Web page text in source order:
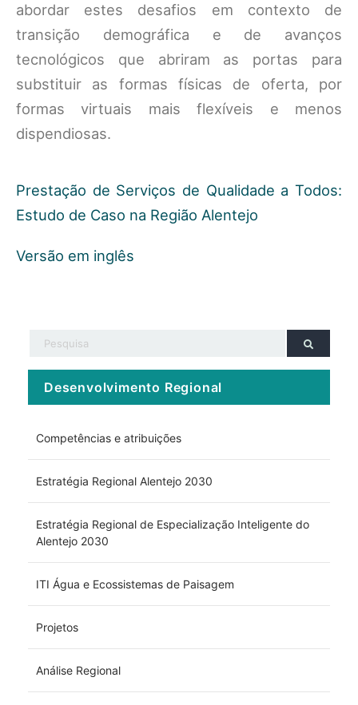
abordar estes desafios em contexto de
transição demográfica e de avanços
tecnológicos que abriram as portas para
substituir as formas físicas de oferta, por
formas virtuais mais flexíveis e menos
dispendiosas.
Prestação de Serviços de Qualidade a Todos:
Estudo de Caso na Região Alentejo
Versão em inglês
Desenvolvimento Regional
Competências e atribuições
Estratégia Regional Alentejo 2030
Estratégia Regional de Especialização Inteligente do
Alentejo 2030
ITI Água e Ecossistemas de Paisagem
Projetos
Análise Regional